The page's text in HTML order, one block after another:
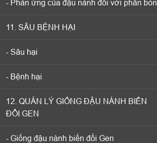
- Phản ứng của đậu nành đối với phân bón
11. SÂU BỆNH HẠI
- Sâu hại
- Bệnh hại
12. QUẢN LÝ GIỐNG ĐẬU NÀNH BIẾN
ĐỔI GEN
- Giống đậu nành biến đổi Gen
- Phản ứng của đậu nành đối với phân bón
11. SÂU BỆNH HẠI
- Sâu hại
- Bệnh hại
12. QUẢN LÝ GIỐNG ĐẬU NÀNH BIẾN
ĐỔI GEN
- Giống đậu nành biến đổi Gen